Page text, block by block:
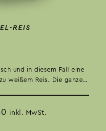
REIS
und in diesem Fall eine
weißem Reis. Die ganzen
er nicht so lange
inkl. MwSt.